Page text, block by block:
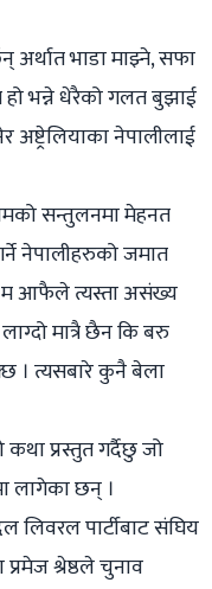
अर्थात भाडा माझ्ने, सफा
हो भन्ने धेरैको गलत बुझाई
नेपालीलाई
सन्तुलनमा मेहनत
नेपालीहरुको जमात
म आफैले त्यस्ता असंख्य
मात्रै छैन कि बरु
। त्यसबारे कुनै बेला
प्रस्तुत गर्दैछु जो
लागेका छन् ।
लिवरल पार्टीबाट संघिय
श्रेष्ठले चुनाव